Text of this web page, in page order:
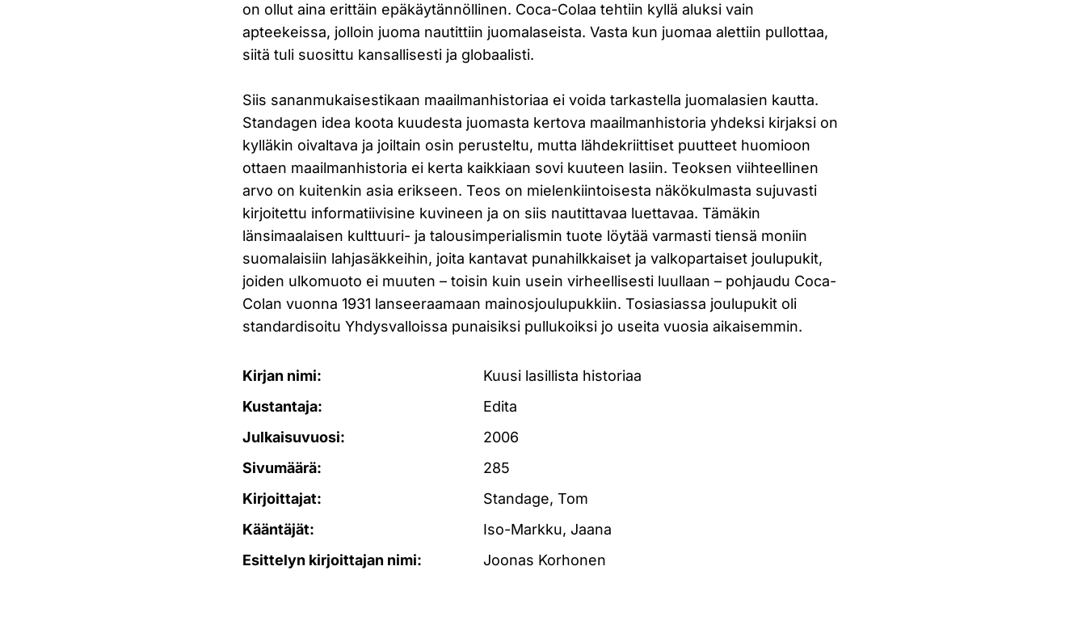
on ollut aina erittäin epäkäytännöllinen. Coca-Colaa tehtiin kyllä aluksi vain
apteekeissa, jolloin juoma nautittiin juomalaseista. Vasta kun juomaa alettiin pullottaa,
siitä tuli suosittu kansallisesti ja globaalisti.
Siis sananmukaisestikaan maailmanhistoriaa ei voida tarkastella juomalasien kautta.
Standagen idea koota kuudesta juomasta kertova maailmanhistoria yhdeksi kirjaksi on
kylläkin oivaltava ja joiltain osin perusteltu, mutta lähdekriittiset puutteet huomioon
ottaen maailmanhistoria ei kerta kaikkiaan sovi kuuteen lasiin. Teoksen viihteellinen
arvo on kuitenkin asia erikseen. Teos on mielenkiintoisesta näkökulmasta sujuvasti
kirjoitettu informatiivisine kuvineen ja on siis nautittavaa luettavaa. Tämäkin
länsimaalaisen kulttuuri- ja talousimperialismin tuote löytää varmasti tiensä moniin
suomalaisiin lahjasäkkeihin, joita kantavat punahilkkaiset ja valkopartaiset joulupukit,
joiden ulkomuoto ei muuten – toisin kuin usein virheellisesti luullaan – pohjaudu Coca-
Colan vuonna 1931 lanseeraamaan mainosjoulupukkiin. Tosiasiassa joulupukit oli
standardisoitu Yhdysvalloissa punaisiksi pullukoiksi jo useita vuosia aikaisemmin.
Kirjan nimi:
Kuusi lasillista historiaa
Kustantaja:
Edita
Julkaisuvuosi:
2006
Sivumäärä:
285
Kirjoittajat:
Standage, Tom
Kääntäjät:
Iso-Markku, Jaana
Esittelyn kirjoittajan nimi:
Joonas Korhonen